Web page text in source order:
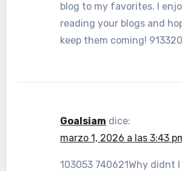
blog to my favorites. I
reading your blogs and
keep them coming! 913320
Goalsiam dice:
marzo 1, 2026 a las 3:43
103053 740621Why didnt I